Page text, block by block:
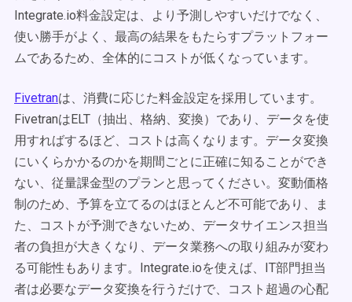
Integrate.io料金設定は、より予測しやすいだけでなく、
使い勝手がよく、最高の結果をもたらすプラットフォー
ムであるため、全体的にコストが低くなっています。
Fivetranは、消費に応じた料金設定を採用しています。
FivetranはELT（抽出、格納、変換）であり、データを使
用すればするほど、コストは高くなります。データ変換
にいくらかかるのかを期間ごとに正確に知ることができ
ない、従量課金型のプランと思ってください。変動価格
制のため、予算を立てるのはほとんど不可能であり、ま
た、コストが予測できないため、データサイエンス担当
者の負担が大きくなり、データ業務への取り組みが変わ
る可能性もあります。Integrate.ioを使えば、IT部門担当
者は必要なデータ変換を行うだけで、コスト超過の心配